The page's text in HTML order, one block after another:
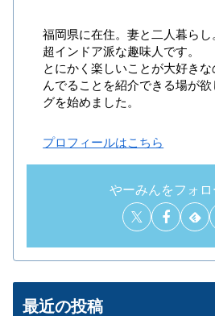
福岡県に在住。妻と二人暮らし
超インドア派な趣味人です。
とにかく楽しいことが大好き
んでることを紹介できる場が
グを始めました。
プロフィールはこちら
やーみんをフォロ
最近の投稿